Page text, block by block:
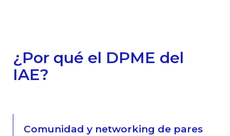
¿Por qué el DPME del
IAE?
Comunidad y networking de pares